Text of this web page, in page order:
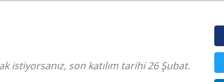
istiyorsanız, son katılım tarihi 26 Şubat.